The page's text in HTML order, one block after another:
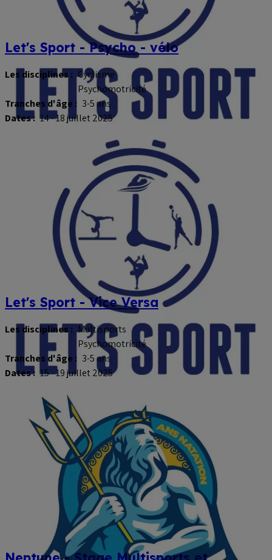
Let's Sport - Psycho - vélo
Les disciplines : Cyclisme
Psychomotricité
Tranches d'âge : 3-5 ans
Dates : 14 - 18 juillet 2025
Let's Sport - Vice Versa
Les disciplines : Multisports
Psychomotricité
Tranches d'âge : 3-5 ans
Dates : 15 - 19 juillet 2025